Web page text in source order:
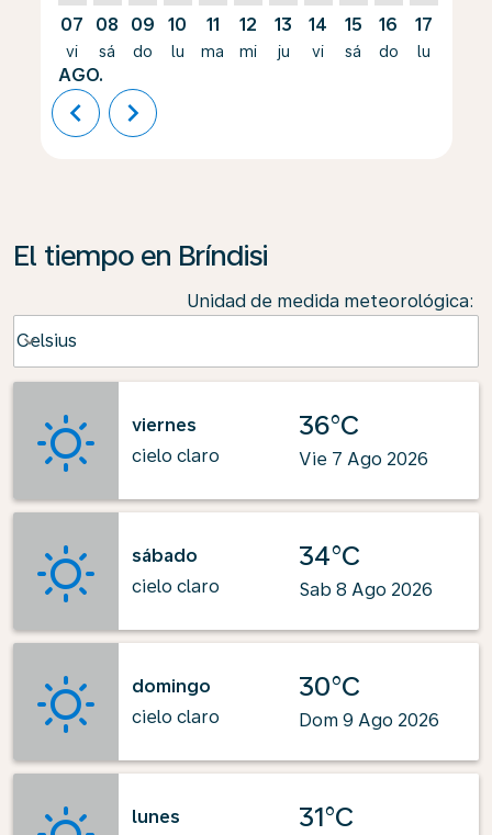
07
vi
AGO.
08
sá
09
do
10
lu
11
ma
12
mi
13
ju
14
vi
15
sá
16
do
17
lu
chevron_left chevron_right
El tiempo en Bríndisi
Unidad de medida meteorológica:
Celsius
keyboard_arrow_down
viernes
cielo claro
36°C
Vie 7 Ago 2026
sábado
cielo claro
34°C
Sab 8 Ago 2026
domingo
cielo claro
30°C
Dom 9 Ago 2026
lunes
31°C